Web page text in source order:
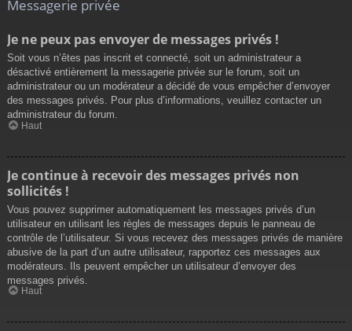
Messagerie privée
Je ne peux pas envoyer de messages privés !
Soit vous n’êtes pas inscrit et connecté, soit un administrateur a
désactivé entièrement la messagerie privée sur le forum, soit un
administrateur ou un modérateur a décidé de vous empêcher d’envoyer
des messages privés. Pour plus d’informations, veuillez contacter un
administrateur du forum.
Haut
Je continue à recevoir des messages privés non
sollicités !
Vous pouvez supprimer automatiquement les messages privés d’un
utilisateur en utilisant les règles de messages depuis le panneau de
contrôle de l’utilisateur. Si vous recevez des messages privés de manière
abusive de la part d’un autre utilisateur, rapportez ces messages aux
modérateurs. Ils peuvent empêcher un utilisateur d’envoyer des
messages privés.
Haut